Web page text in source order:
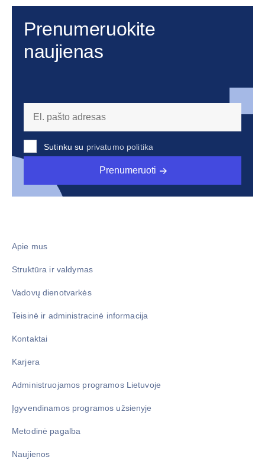
Prenumeruokite
naujienas
Sutinku su privatumo politika
Prenumeruoti
Apie mus
Struktūra ir valdymas
Vadovų dienotvarkės
Teisinė ir administracinė informacija
Kontaktai
Karjera
Administruojamos programos Lietuvoje
Įgyvendinamos programos užsienyje
Metodinė pagalba
Naujienos